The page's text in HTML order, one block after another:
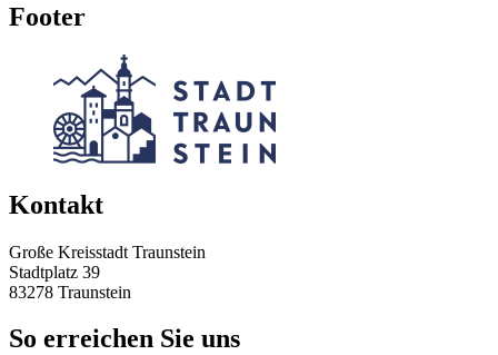
Footer
Kontakt
Große Kreisstadt Traunstein
Stadtplatz 39
83278 Traunstein
So erreichen Sie uns